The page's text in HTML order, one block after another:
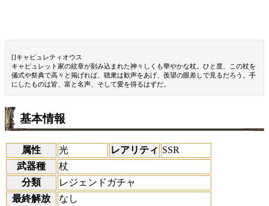
[]キャピュレティオウス
キャピュレット家の紋章が刻み込まれた神々しくも華やかな杖。ひと度、この杖を
儀式や祭典で高々と掲げれば、聴衆は歓声をあげ、羨望の眼差しで見るだろう。手
にしたものは皆、富と名声、そして愛を得るはずだ。
基本情報
属性 光 レアリティ SSR
武器種
杖
分類
レジェンドガチャ
最終解放
なし